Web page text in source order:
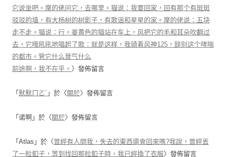
它说坐吧。摩的佬问它，去哪里。猫说：我要回家，回有那个有斑斑
驳驳的墙，有大杨树的树影子，有歌谣和星星的家。摩的佬说：五块
走不走。猫说：行。姜黄色的猫站在车上，风把它的毛和耳朵吹翻过
去，它哦吼吼地唱起了歌：就是这样，我骑着风神125，辞别这个哮喘
的都市。管它什么景气什么
前途啊，我不在乎。 〉發佈留言
「 默默ㄇㄛˋ 」於〈 關於〉發佈留言
「 诺啊 」於〈 關於〉發佈留言
「 Atlas 」於〈曾經有人問我，失去的東西還會回來嗎?我說，曾經丟
了一粒釦子，等到找回那粒釦子時，我已經換了衣服〉發佈留言